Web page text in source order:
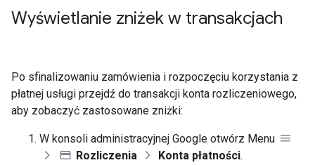
Wyświetlanie zniżek w transakcjach
Po sfinalizowaniu zamówienia i rozpoczęciu korzystania z
płatnej usługi przejdź do transakcji konta rozliczeniowego,
aby zobaczyć zastosowane zniżki:
W konsoli administracyjnej Google otwórz Menu
Rozliczenia
Konta płatności.